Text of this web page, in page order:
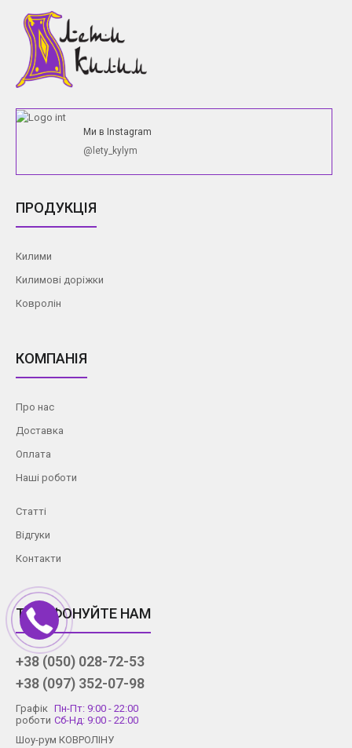
Ми в Instagram
@lety_kylym
ПРОДУКЦІЯ
Килими
Килимові доріжки
Ковролін
КОМПАНІЯ
Про нас
Доставка
Оплата
Наші роботи
Статті
Відгуки
Контакти
ТЕЛЕФОНУЙТЕ НАМ
+38 (050) 028-72-53
+38 (097) 352-07-98
Графік
роботи
Пн-Пт: 9:00 - 22:00
Сб-Нд: 9:00 - 22:00
Шоу-рум КОВРОЛІНУ